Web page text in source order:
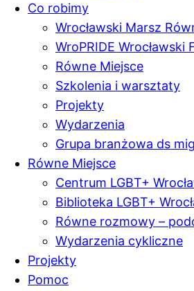
Co robimy
Wrocławski Marsz
WroPRIDE Wrocławski
Równe Miejsce
Szkolenia i warsztaty
Projekty
Wydarzenia
Grupa branżowa ds
Równe Miejsce
Centrum LGBT+
Biblioteka LGBT+
Równe rozmowy –
Wydarzenia cykliczne
Projekty
Pomoc